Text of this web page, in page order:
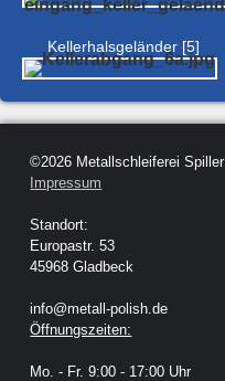
Kellerhalsgeländer [5]
©2026 Metallschleiferei Spiller
Impressum
Standort:
Europastr. 53
45968 Gladbeck
info@metall-polish.de
Öffnungszeiten:
Mo. - Fr. 9:00 - 17:00 Uhr